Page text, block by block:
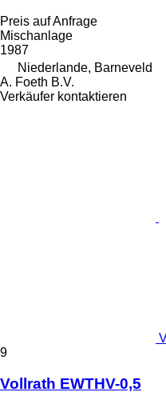
Preis auf Anfrage
Mischanlage
1987
Niederlande, Barneveld
A. Foeth B.V.
Verkäufer kontaktieren
9
Vollrath EWTHV-0,5